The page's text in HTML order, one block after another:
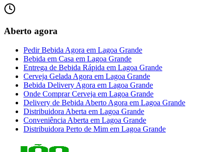
Aberto agora
Pedir Bebida Agora em Lagoa Grande
Bebida em Casa em Lagoa Grande
Entrega de Bebida Rápida em Lagoa Grande
Cerveja Gelada Agora em Lagoa Grande
Bebida Delivery Agora em Lagoa Grande
Onde Comprar Cerveja em Lagoa Grande
Delivery de Bebida Aberto Agora em Lagoa Grande
Distribuidora Aberta em Lagoa Grande
Conveniência Aberta em Lagoa Grande
Distribuidora Perto de Mim em Lagoa Grande